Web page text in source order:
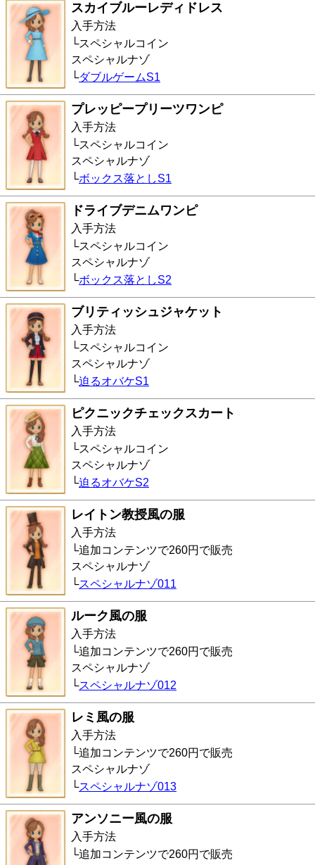
スカイブルーレディドレス
入手方法
スペシャルコイン
スペシャルナゾ
ダブルゲームS1
プレッピープリーツワンピ
入手方法
スペシャルコイン
スペシャルナゾ
ボックス落としS1
ドライブデニムワンピ
入手方法
スペシャルコイン
スペシャルナゾ
ボックス落としS2
ブリティッシュジャケット
入手方法
スペシャルコイン
スペシャルナゾ
迫るオバケS1
ピクニックチェックスカート
入手方法
スペシャルコイン
スペシャルナゾ
迫るオバケS2
レイトン教授風の服
入手方法
追加コンテンツで260円で販売
スペシャルナゾ
スペシャルナゾ011
ルーク風の服
入手方法
追加コンテンツで260円で販売
スペシャルナゾ
スペシャルナゾ012
レミ風の服
入手方法
追加コンテンツで260円で販売
スペシャルナゾ
スペシャルナゾ013
アンソニー風の服
入手方法
追加コンテンツで260円で販売